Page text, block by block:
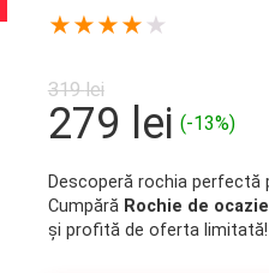
★★★★ ★
319lei
Prețul
a
fost:
319 lei.
279 leiPrețul
este:
279
(-13%)
Descoperă rochia perfectă
Cumpără Rochie de
și profită de oferta limitată!